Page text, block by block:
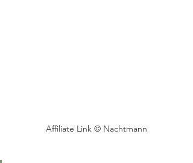
Affiliate Link © Nachtmann